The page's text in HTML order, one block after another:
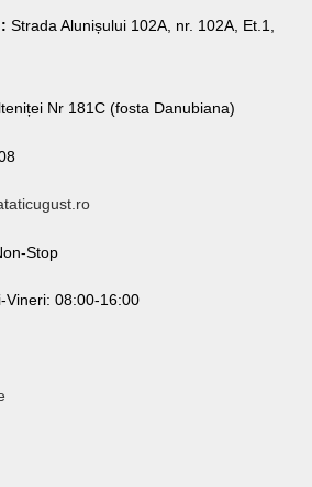
Strada Alunișului 102A, nr. 102A, Et.1,
Nr 181C (fosta Danubiana)
Stop
Vineri: 08:00-16:00